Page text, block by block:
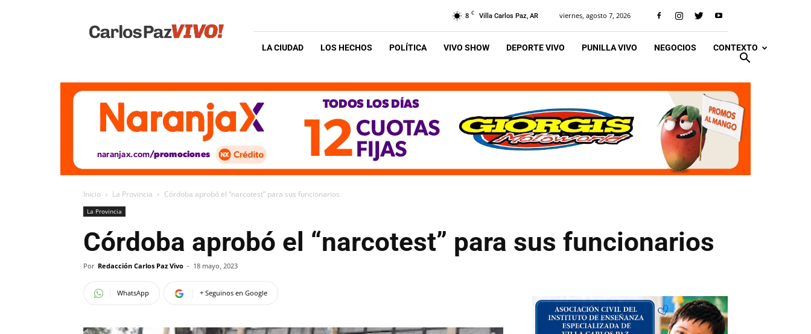
Vivo
8 C Villa Carlos Paz, AR viernes, agosto 7, 2026
LA CIUDAD LOS HECHOS POLÍTICA VIVO SHOW DEPORTE VIVO PUNILLA VIVO NEGOCIOS CONTEXTO
Inicio La Provincia Córdoba aprobó el “narcotest” para sus funcionarios
La Provincia
Córdoba aprobó el “narcotest” para sus funcionarios
Por Redacción Carlos Paz Vivo - 18 mayo, 2023
WhatsApp + Seguinos en Google